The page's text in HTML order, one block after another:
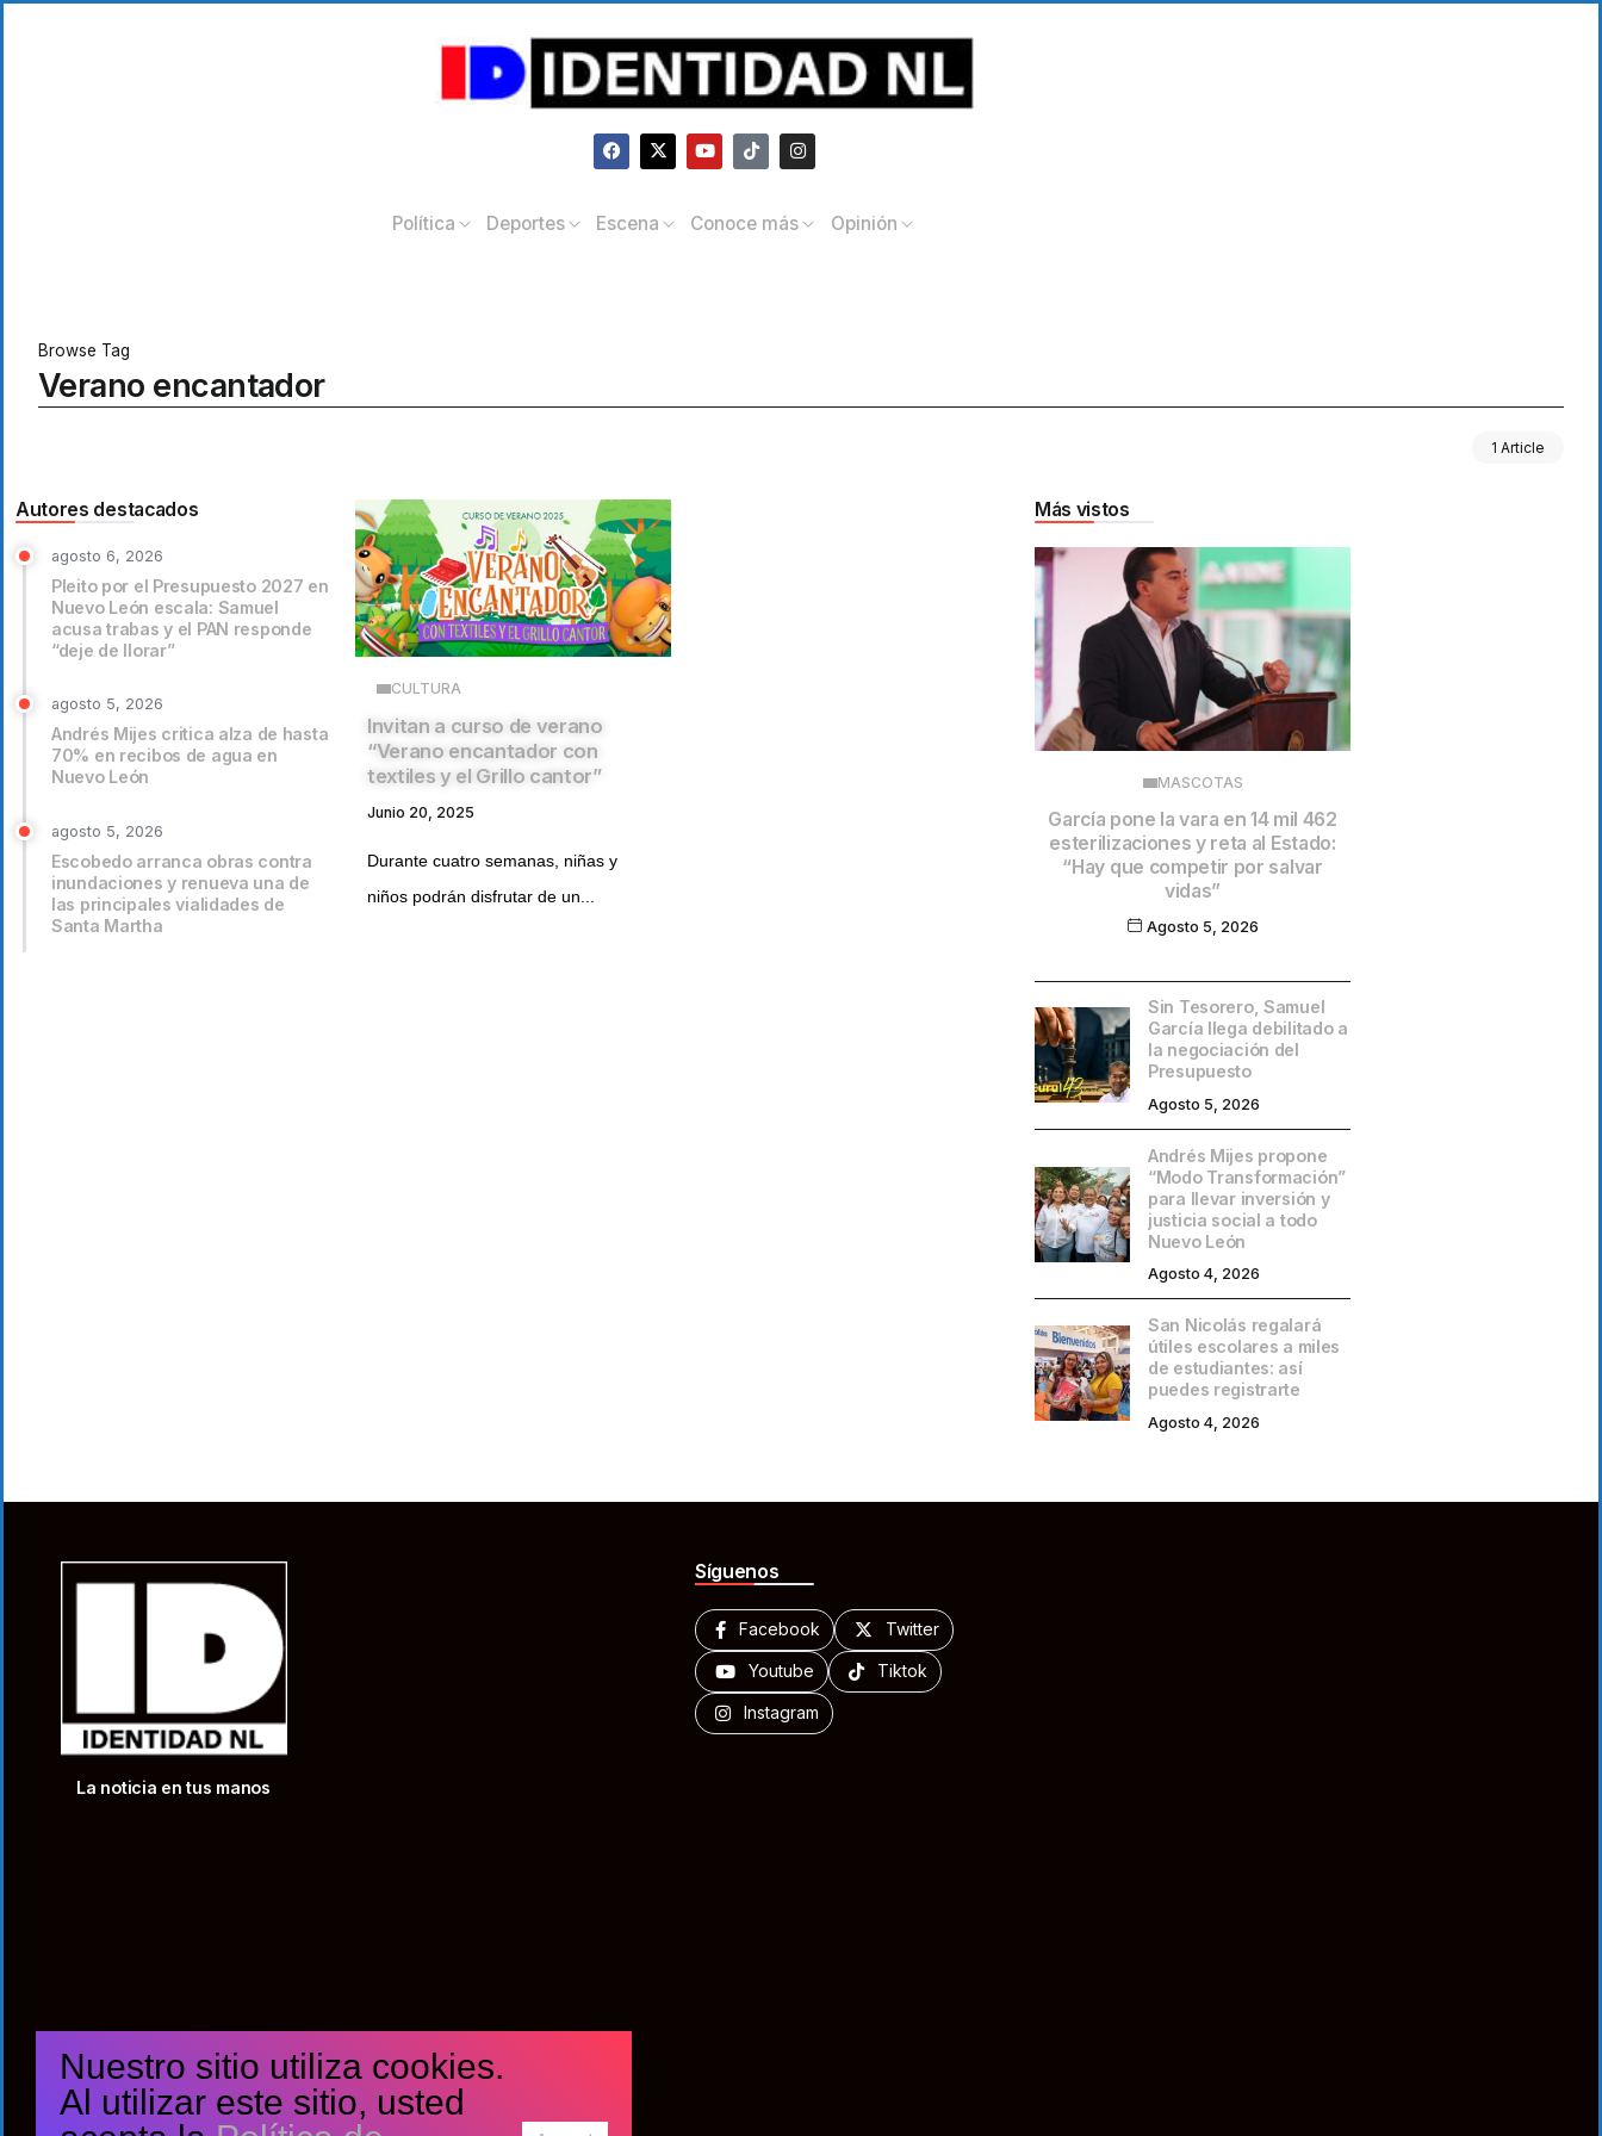
Política Deportes Escena Conoce más Opinión
Browse Tag
Verano encantador
1 Article
Autores destacados
agosto 6, 2026
Pleito por el Presupuesto 2027 en
Nuevo León escala: Samuel
acusa trabas y el PAN responde
“deje de llorar”
agosto 5, 2026
Andrés Mijes critica alza de hasta
70% en recibos de agua en
Nuevo León
agosto 5, 2026
Escobedo arranca obras contra
inundaciones y renueva una de
las principales vialidades de
Santa Martha
CULTURA
Invitan a curso de verano
“Verano encantador con
textiles y el Grillo cantor”
Junio 20, 2025
Durante cuatro semanas, niñas y
niños podrán disfrutar de un...
Más vistos
MASCOTAS
García pone la vara en 14 mil 462
esterilizaciones y reta al Estado:
“Hay que competir por salvar
vidas”
Agosto 5, 2026
Sin Tesorero, Samuel
García llega debilitado a
la negociación del
Presupuesto
Agosto 5, 2026
Andrés Mijes propone
“Modo Transformación”
para llevar inversión y
justicia social a todo
Nuevo León
Agosto 4, 2026
San Nicolás regalará
útiles escolares a miles
de estudiantes: así
puedes registrarte
Agosto 4, 2026
La noticia en tus manos
Síguenos
Facebook Twitter
Youtube Tiktok
Instagram
Nuestro sitio utiliza cookies.
Al utilizar este sitio, usted